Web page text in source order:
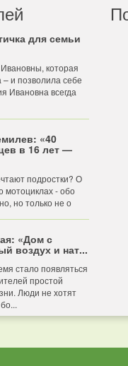
для семьи
которая
и позволила себе
Ивановна всегда
«40
в 16 лет —
подростки? О
мотоциклах - обо
но только не о
«Дом с
воздух и нат...
стало появляться
простой
Люди не хотят